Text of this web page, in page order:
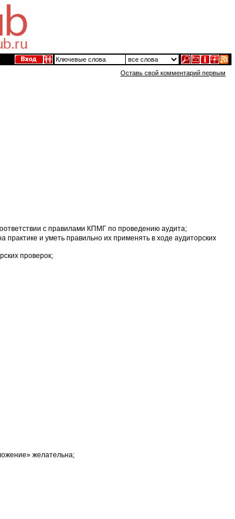
Оставь свой комментарий первым
с правилами КПМГ по проведению аудита;
и уметь правильно их применять в ходе аудиторских
проверок;
желательна;